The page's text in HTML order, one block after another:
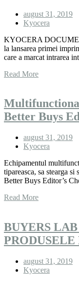
august 31, 2019
Kyocera
KYOCERA
la lansarea primei
care a marcat intrarea
Read More
Better Buys
august 31, 2019
Kyocera
Echipamentul
tipareasca, sa stearga
Better Buys Editor’s
Read More
BUYERS
august 31, 2019
Kyocera